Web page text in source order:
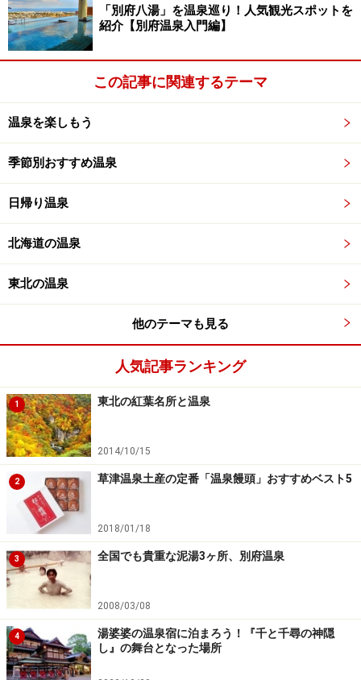
います。しかし、一番の見頃は、7月中旬から8月中
旬までとのことですので、夏休みこそ最適なシーズ
ンになります！
熊の湯温泉の源泉を持つ名湯の宿、熊の
湯ホテル
熊の湯ホテルの美しい中庭。その中央に、名湯熊の
湯温泉の自家源泉がある。(熊の湯ホテル レストラ
熊の湯ホテルは、名湯熊の湯温泉の源泉を所有する
老舗宿です。昔スキー目的で宿泊した時は気付かな
かったのですが、昨年、久しぶりに宿泊した所、美
しい中庭に源泉があることを知りました。
その中庭はレストランに面しているので、夕食と朝
食の二回は、宿泊者の誰でも源泉を眺めることが出
来ます。さらに、偶然ですが客室も中庭側だったの
で、滞在中常に源泉を眺めながら過ごしました。
源泉自体はマンホールのような形状ですが、その横
に「熊の湯源泉」と書かれた木製の看板が設置され
ていて、源泉の存在をアピールしています。その立
派な看板を見て、この宿が源泉を大切にする気持ち
が伝わって来るように思い、温泉好きとして非常に
嬉しく思いました。
「源泉掛け流し」という言葉が流行している通り、
「別府八湯」を温泉巡り！人気観光スポットを
紹介【別府温泉入門編】
この記事に関連するテーマ
温泉を楽しもう
季節別おすすめ温泉
日帰り温泉
北海道の温泉
東北の温泉
他のテーマも見る
人気記事ランキング
1 東北の紅葉名所と温泉
2014/10/15
2 草津温泉土産の定番「温泉饅頭」おすすめベスト5
2018/01/18
3 全国でも貴重な泥湯3ヶ所、別府温泉
2008/03/08
4
湯婆婆の温泉宿に泊まろう！『千と千尋の神隠
し』の舞台となった場所